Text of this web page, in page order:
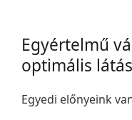
Egyértelmű
optimális
Egyedi előnyeink